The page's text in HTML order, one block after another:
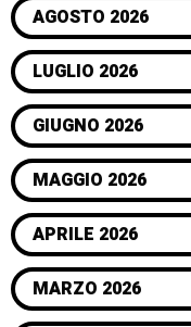
AGOSTO 2026
LUGLIO 2026
GIUGNO 2026
MAGGIO 2026
APRILE 2026
MARZO 2026